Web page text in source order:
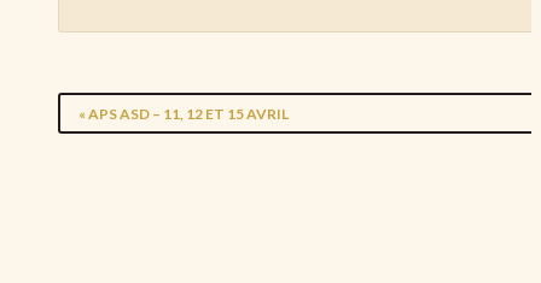
« APS ASD – 11, 12 ET 15 AVRIL